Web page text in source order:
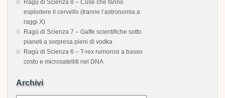
Ragù di Scienza 8 – Cose che fanno
esplodere il cervello (tranne l’astronomia a
raggi X)
Ragù di Scienza 7 – Gaffe scientifiche sotto
pianeti a sorpresa pieni di vodka
Ragù di Scienza 6 – T-rex rumorosi a basso
costo e microsatelliti nel DNA
Archivi
Archivi